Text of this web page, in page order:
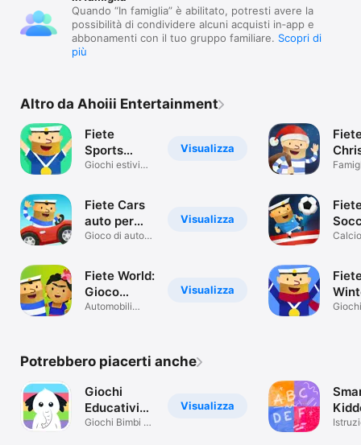
Quando “In famiglia” è abilitato, potresti avere la
possibilità di condividere alcuni acquisti in‑app e
abbonamenti con il tuo gruppo familiare. Scopri di
più
Altro da Ahoiii Entertainment
Visualizza
Fiete
Sports
Games for
Giochi estivi
Visualizza
Fiete Cars
auto per
bambini 4+
Gioco di auto
Visualizza
Fiete World:
Gioco
bambini 4+
Automobili
-
Potrebbero piacerti anche
Visualizza
Giochi
Educativi
per Ragazzi
Giochi Bimbi &